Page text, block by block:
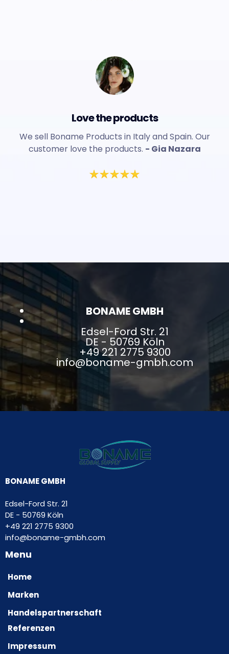
Love the products
We sell Boname Products in Italy and Spain. Our
customer love the products. - Gia Nazara
BONAME GMBH
Edsel-Ford Str. 21
DE - 50769 Köln
+49 221 2775 9300
info@boname-gmbh.com
BONAME GMBH
Edsel-Ford Str. 21
DE - 50769 Köln
+49 221 2775 9300
info@boname-gmbh.com
Menu
Home
Marken
Handelspartnerschaft
Referenzen
Impressum